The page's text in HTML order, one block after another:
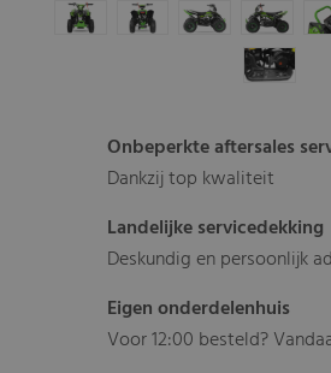
Onbeperkte aftersales
Dankzij top kwaliteit
Landelijke servicedekking
Deskundig en persoonlijk
Eigen onderdelenhuis
Voor 12:00 besteld?